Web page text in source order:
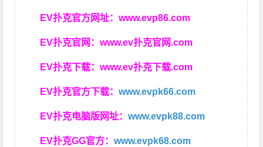
EV扑克官方网址：www.evp86.com
EV扑克官网：www.ev扑克官网.com
EV扑克下载：www.ev扑克下载.com
EV扑克官方下载：www.evpk66.com
EV扑克电脑版网址：www.evpk88.com
EV扑克GG官方：www.evpk68.com